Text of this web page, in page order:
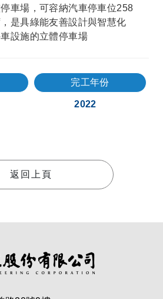
車場，可容納汽車停車位258
，是具綠能友善設計與智慧化
設施的立體停車場
完工年份
2022
返回上頁